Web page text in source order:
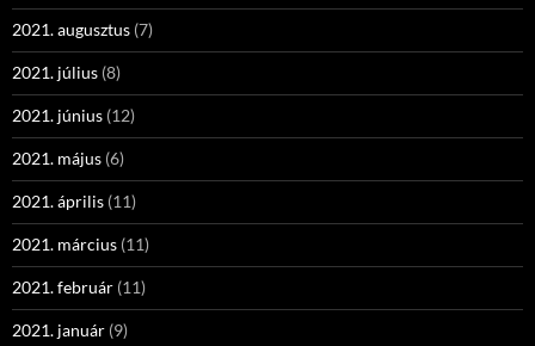
2021. augusztus (7)
2021. július (8)
2021. június (12)
2021. május (6)
2021. április (11)
2021. március (11)
2021. február (11)
2021. január (9)